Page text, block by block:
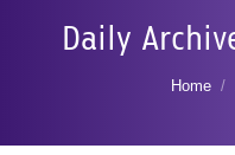
Daily
You
Home